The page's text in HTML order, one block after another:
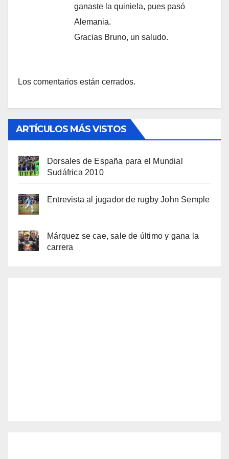
ganaste la quiniela, pues pasó
Alemania.
Gracias Bruno, un saludo.
Los comentarios están cerrados.
ARTÍCULOS MÁS VISTOS
Dorsales de España para el Mundial
Sudáfrica 2010
Entrevista al jugador de rugby John Semple
Márquez se cae, sale de último y gana la
carrera